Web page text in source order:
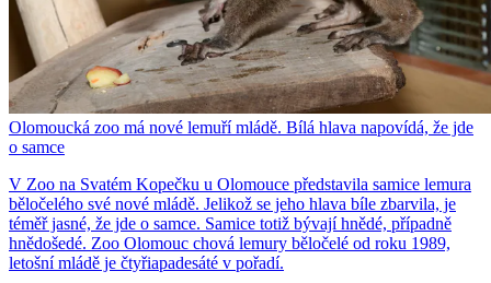
Olomoucká zoo má nové lemuří mládě. Bílá hlava napovídá, že jde
o samce
V Zoo na Svatém Kopečku u Olomouce představila samice lemura
běločelého své nové mládě. Jelikož se jeho hlava bíle zbarvila, je
téměř jasné, že jde o samce. Samice totiž bývají hnědé, případně
hnědošedé. Zoo Olomouc chová lemury běločelé od roku 1989,
letošní mládě je čtyřiapadesáté v pořadí.